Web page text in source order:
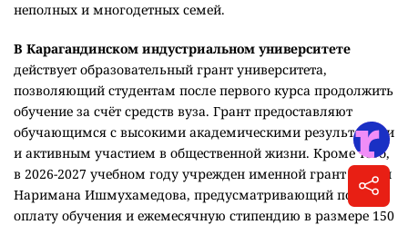
родителей, а также абитуриентов из малообеспеченных,
В Карагандинском индустриальном университете
действует образовательный грант университета,
позволяющий студентам после первого курса продолжить
обучение за счёт средств вуза. Грант предоставляют
обучающимся с высокими академическими результатами
и активным участием в общественной жизни. Кроме того,
в 2026-2027 учебном году учрежден именной грант имени
Наримана Ишмухамедова, предусматривающий полную